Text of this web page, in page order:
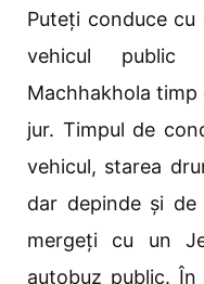
Puteți conduce
vehicul
Machhakhola timp
jur. Timpul de
vehicul, starea
dar depinde și de
mergeți cu un
autobuz public.